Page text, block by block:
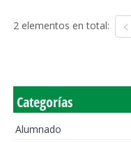
2 elementos en total:
Categorías
Alumnado